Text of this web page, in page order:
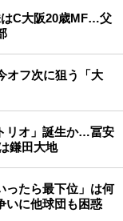
C大阪20歳MF…父
オフ次に狙う「大
リオ」誕生か…冨安
鎌田大地
ったら最下位」は何
いに他球団も困惑